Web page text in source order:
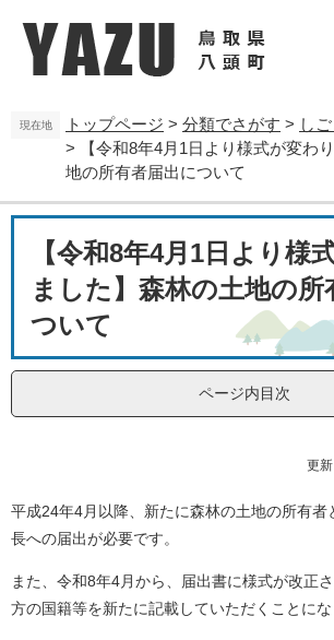
本
現在地 トップページ > 分類でさがす > し
>
【令和8年4月1日より様式が変わ
地の所有者届出について
【令和8年4月1日より様
ました】森林の土地の所
ついて
ページ内目次
更
平成24年4月以降、新たに森林の土地の所有者
長への届出が必要です。
また、令和8年4月から、届出書に様式が改正
方の国籍等を新たに記載していただくことにな